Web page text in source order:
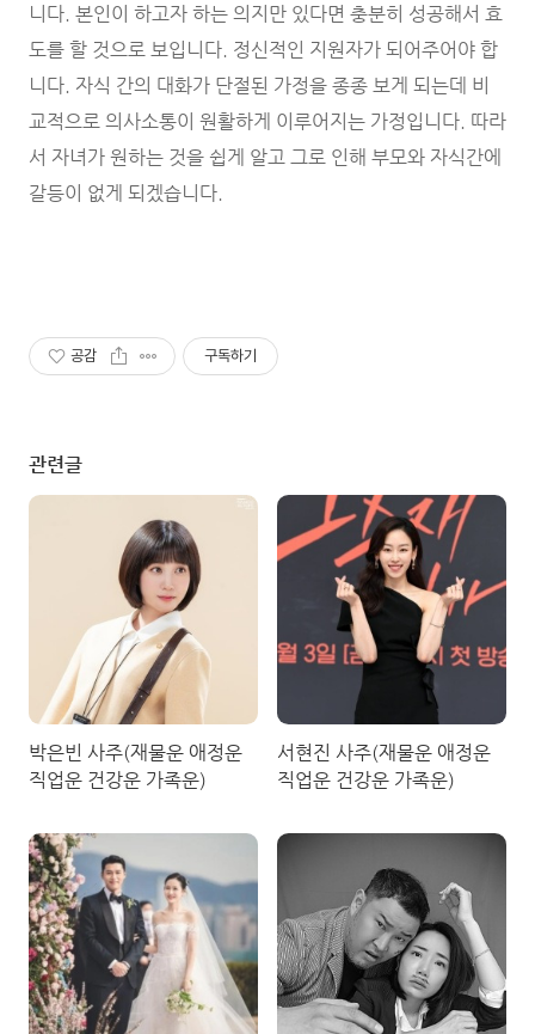
니다. 본인이 하고자 하는 의지만 있다면 충분히 성공해서 효
도를 할 것으로 보입니다. 정신적인 지원자가 되어주어야 합
니다. 자식 간의 대화가 단절된 가정을 종종 보게 되는데 비
교적으로 의사소통이 원활하게 이루어지는 가정입니다. 따라
서 자녀가 원하는 것을 쉽게 알고 그로 인해 부모와 자식간에
갈등이 없게 되겠습니다.
공감 구독하기
관련글
박은빈 사주(재물운 애정운
직업운 건강운 가족운)
서현진 사주(재물운 애정운
직업운 건강운 가족운)